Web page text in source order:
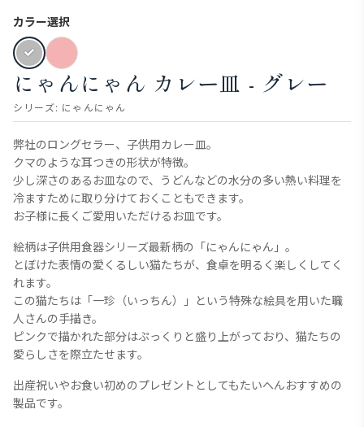
カラー選択
にゃんにゃん カレー皿 - グレー
シリーズ: にゃんにゃん
弊社のロングセラー、子供用カレー皿。
クマのような耳つきの形状が特徴。
少し深さのあるお皿なので、うどんなどの水分の多い熱い料理を
冷ますために取り分けておくこともできます。
お子様に長くご愛用いただけるお皿です。
絵柄は子供用食器シリーズ最新柄の「にゃんにゃん」。
とぼけた表情の愛くるしい猫たちが、食卓を明るく楽しくしてく
れます。
この猫たちは「一珍（いっちん）」という特殊な絵具を用いた職
人さんの手描き。
ピンクで描かれた部分はぷっくりと盛り上がっており、猫たちの
愛らしさを際立たせます。
出産祝いやお食い初めのプレゼントとしてもたいへんおすすめの
製品です。